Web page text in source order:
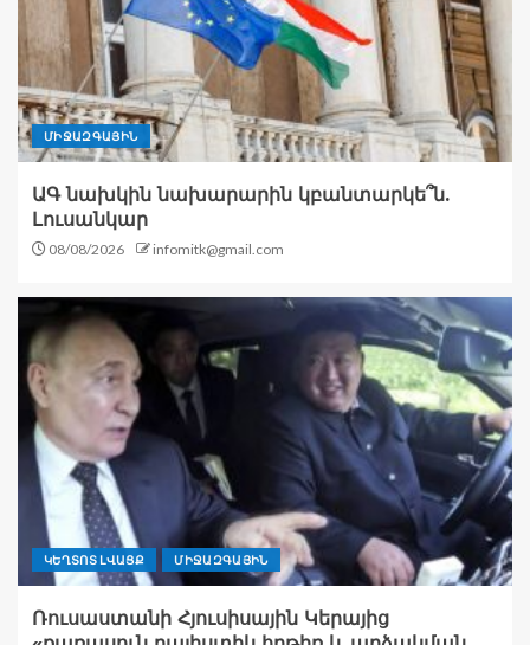
ՄԻՋԱԶԳԱՅԻՆ
ԱԳ նախկին նախարարին կբանտարկե՞ն.
Լուսանկար
08/08/2026 infomitk@gmail.com
ԿԵՂՏՈՏ ԼՎԱՑՔ ՄԻՋԱԶԳԱՅԻՆ
Ռուսաստանի Հյուսիսային Կերայից